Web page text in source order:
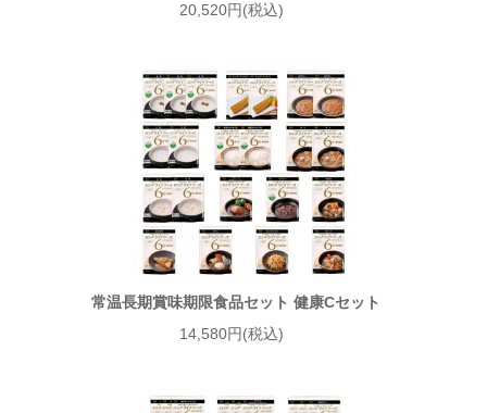
20,520円(税込)
常温長期賞味期限食品セット 健康Cセット
14,580円(税込)